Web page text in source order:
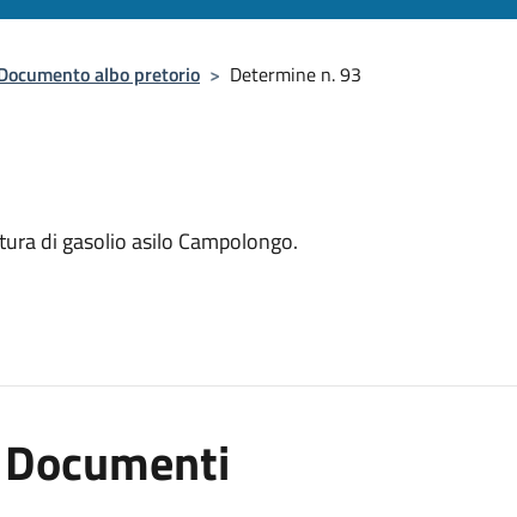
albo pretorio > Determine n. 93
di gasolio asilo Campolongo.
Documenti